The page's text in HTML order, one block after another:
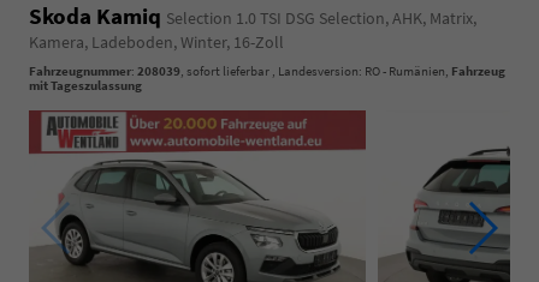
Skoda Kamiq Selection 1.0 TSI DSG Selection, AHK, Matrix,
Kamera, Ladeboden, Winter, 16-Zoll
Fahrzeugnummer: 208039, sofort lieferbar , Landesversion: RO - Rumänien, Fahrzeug
mit Tageszulassung